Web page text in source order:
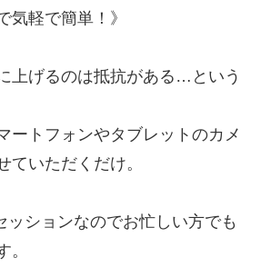
気軽で簡単！》
上げるのは抵抗がある…という
ートフォンやタブレットのカメ
ていただくだけ。
ションなのでお忙しい方でも
。